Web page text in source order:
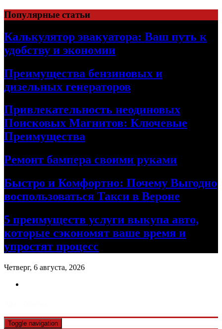
Skip
to
content
Популярные статьи
Калькулятор эвакуатора: Ваш путь к
удобству и экономии
Преимущества бензиновых и
дизельных генераторов
Привлекательность неодиновых
Поисковых Магнитов: Ключевые
Преимущества
Ремонт бампера своими руками
Быстро и Комфортно: Почему Выгодно
воспользоваться Такси в Вероне
5 преимуществ услуги выкупа авто,
которые сэкономят ваше время и
упростят процесс
Четверг, 6 августа, 2026
Toggle navigation